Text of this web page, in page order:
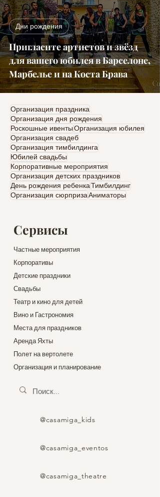
Пригласите артистов и звёзд
для вашего юбилея в Барселоне,
Марбелье и на Коста Брава
Дни рождения
Организация праздника
Организация дня рождения
Роскошные ивентыОрганизация юбилея
Организация свадеб
Организация тимбилдинга
Юбилей свадьбы
Корпоративные мероприятия
Организация детских праздников
День рождения ребенкаТимбилдинг
Организация сюрпризаАниматоры
Сервисы
Частные мероприятия
Корпоративы
Детские праздники
Свадьбы
Театр и кино для детей
Вино и Гастрономия
Места для праздников
Аренда Яхты
Полет на вертолете
Организация и планирование
@casamiga_kids
@casamiga_eventos
@casamiga_theatre